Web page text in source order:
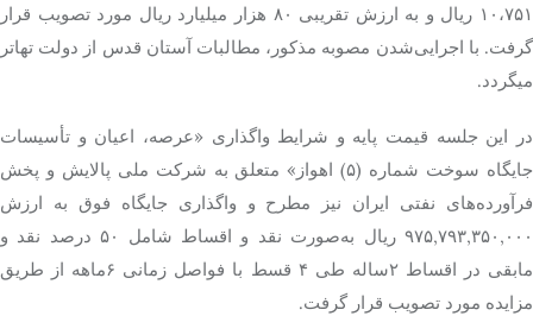
۱۰،۷۵۱ ریال و به ارزش تقریبی ۸۰ هزار میلیارد ریال مورد تصویب قرار
گرفت. با اجرایی‌شدن مصوبه مذکور، مطالبات آستان قدس از دولت تهاتر
میگردد.
در این جلسه قیمت پایه و شرایط واگذاری «عرصه، اعیان و تأسیسات
جایگاه سوخت شماره (۵) اهواز» متعلق به شرکت ملی پالایش و پخش
فرآورده‌های نفتی ایران نیز مطرح و واگذاری جایگاه فوق به ارزش
۹۷۵,۷۹۳,۳۵۰,۰۰۰ ریال به‌صورت نقد و اقساط شامل ۵۰ درصد نقد و
مابقی در اقساط ۲ساله طی ۴ قسط با فواصل زمانی ۶ماهه از طریق
مزایده مورد تصویب قرار گرفت.